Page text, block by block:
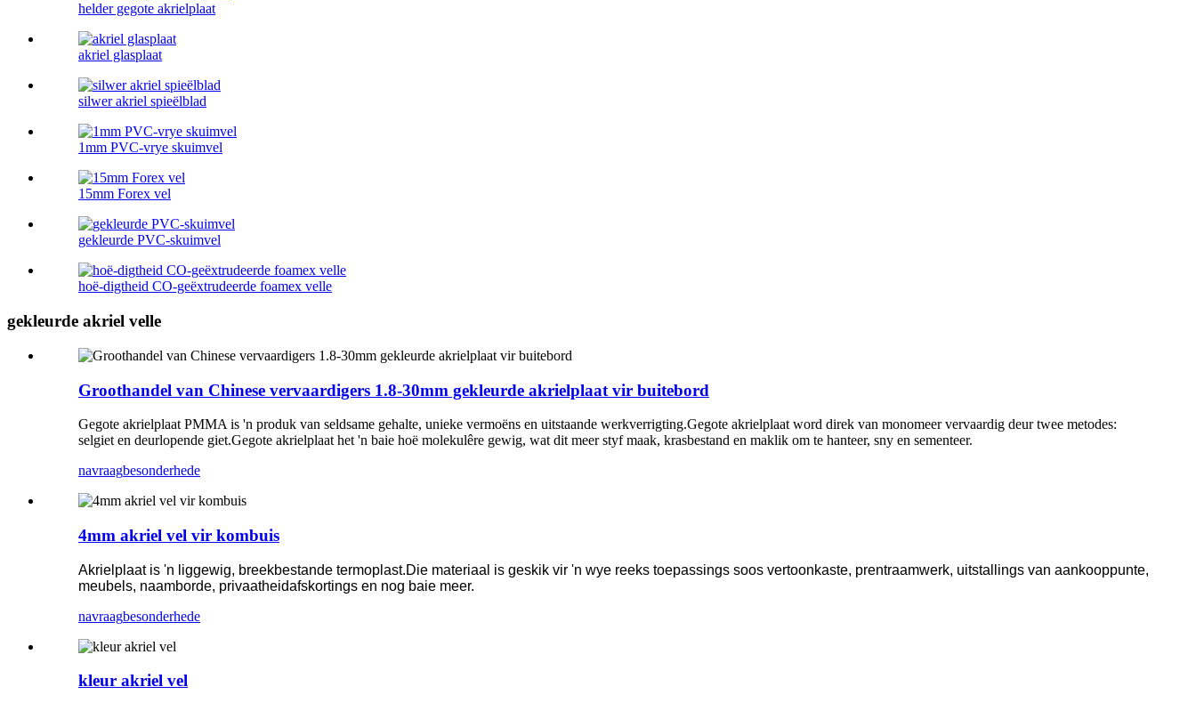
helder gegote akrielplaat
akriel glasplaat
silwer akriel spieëlblad
1mm PVC-vrye skuimvel
15mm Forex vel
gekleurde PVC-skuimvel
hoë-digtheid CO-geëxtrudeerde foamex velle
gekleurde akriel velle
Groothandel van Chinese vervaardigers 1.8-30mm gekleurde akrielplaat vir buitebord
Gegote akrielplaat PMMA is 'n produk van seldsame gehalte, unieke vermoëns en uitstaande werkverrigting.Gegote akrielplaat word direk van monomeer vervaardig deur twee metodes:
selgiet en deurlopende giet.Gegote akrielplaat het 'n baie hoë molekulêre gewig, wat dit meer styf maak, krasbestand en maklik om te hanteer, sny en sementeer.
navraagbesonderhede
4mm akriel vel vir kombuis
Akrielplaat is 'n liggewig, breekbestande termoplast.Die materiaal is geskik vir 'n wye reeks toepassings soos vertoonkaste, prentraamwerk, uitstallings van aankooppunte,
meubels, naamborde, privaatheidafskortings en nog baie meer.
navraagbesonderhede
kleur akriel vel